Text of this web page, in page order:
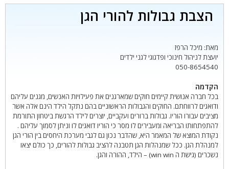
הצבת גבולות להורי הגן
מאת: מיכל הרפז
יועצת לניהול חינוכי ופדגוגי לגני ילדים
050-8654540
הקדמה
בכל חברה אנושית קיימים חוקים שמארגנים את פעילויות האנשים, מגנים עליהם
ודואגים לרווחתם. החוקים והגבולות הראשוניים בהם נתקל הילד הינם אלה אשר
מציבים עבורו הוריו. גבולות ברורים ועקביים, יוצרים לילד הרגשת ביטחון התורמת
להתפתחותו הבריאה ומעבירים לו מסר כי הוריו דואגים לו וניתן לסמוך עליהם .
נקודת המוצא של המאמר היא, שהדבר נכון גם לגבי מערכת היחסים בין הורי הגן
למנהלת הגן. ככל שמנהלות הגן תטבנה להציב גבולות להורים, כך כולם יצאו
נשכרים (גישת ה win win) – הילד, ההורה והגן.